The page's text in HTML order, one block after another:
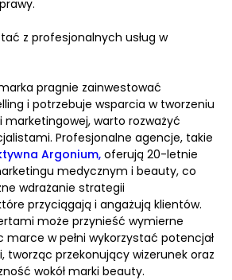
z profesjonalnych usług w
pragnie zainwestować
i potrzebuje wsparcia w tworzeniu
warto rozważyć
Profesjonalne agencje, takie
Argonium, oferują 20-letnie
medycznym i beauty, co
wdrażanie strategii
przyciągają i angażują klientów.
może przynieść wymierne
marce w pełni wykorzystać potencjał
tworząc przekonujący wizerunek oraz
wokół marki beauty.